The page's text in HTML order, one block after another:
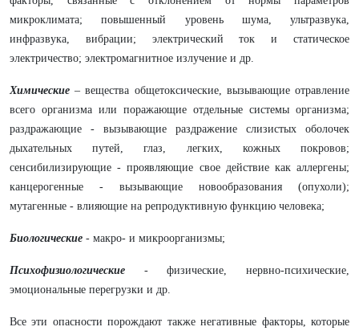
микроклимата; повышенный уровень шума, ультра­звука,
инфразвука, вибрации; электрический ток и статиче­ское
электричество; электромагнитное излучение и др.
Химические –вещества общетоксические, вызывающие отравление
всего организма или поражающие отдельные системы организма;
раздражающие - вызывающие раздражение слизистых оболочек
дыхательных путей, глаз, легких, кож­ных покровов;
сенсибилизирующие - проявляющие свое действие как аллергены;
канцерогенные - вызывающие но­вообразования (опухоли);
мутагенные - влияющие на ре­продуктивную функцию человека;
Биологические - макро- и микроорганизмы;
Психофизиологические -физические, нервно-психичес­кие,
эмоциональные перегрузки и др.
Все эти опасности порождают также негативные факторы, которые